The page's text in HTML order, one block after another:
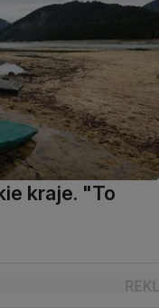
kraje. "To